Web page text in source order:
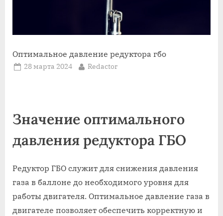
Оптимальное давление редуктора гбо
Posted
28 марта 2024 By
Redactor
Значение оптимального
давления редуктора ГБО
Редуктор ГБО служит для снижения давления
газа в баллоне до необходимого уровня для
работы двигателя. Оптимальное давление газа в
двигателе позволяет обеспечить корректную и